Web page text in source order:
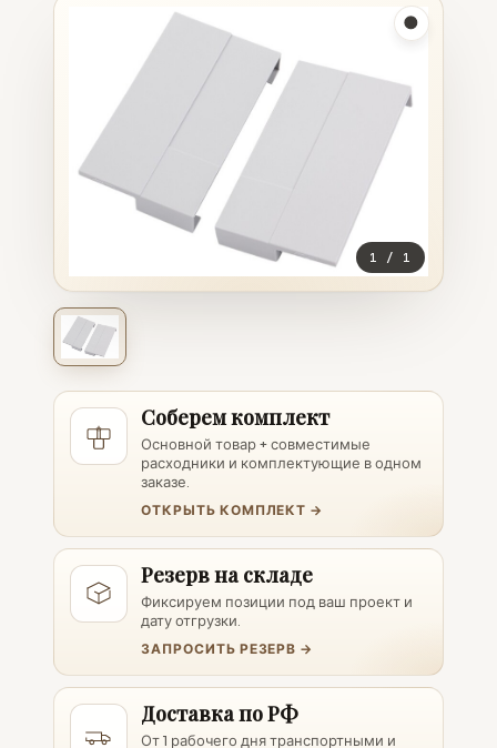
1 / 1
Соберем комплект
Основной товар + совместимые
расходники и комплектующие в одном
заказе.
ОТКРЫТЬ КОМПЛЕКТ →
Резерв на складе
Фиксируем позиции под ваш проект и
дату отгрузки.
ЗАПРОСИТЬ РЕЗЕРВ →
Доставка по РФ
От 1 рабочего дня транспортными и